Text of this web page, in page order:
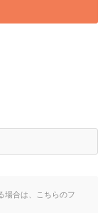
場合は、こちらのフ